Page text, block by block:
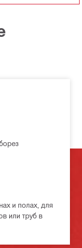
и полах, для
или труб в